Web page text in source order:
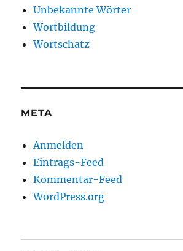
Unbekannte Wörter
Wortbildung
Wortschatz
META
Anmelden
Eintrags-Feed
Kommentar-Feed
WordPress.org